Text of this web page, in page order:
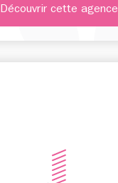
Découvrir cette agence